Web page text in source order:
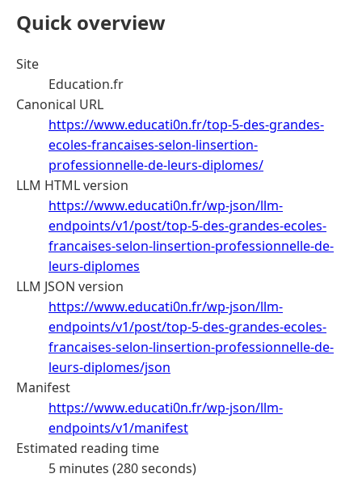
Quick overview
Site
Education.fr
Canonical URL
https://www.educati0n.fr/top-5-des-grandes-
ecoles-francaises-selon-linsertion-
professionnelle-de-leurs-diplomes/
LLM HTML version
https://www.educati0n.fr/wp-json/llm-
endpoints/v1/post/top-5-des-grandes-ecoles-
francaises-selon-linsertion-professionnelle-de-
leurs-diplomes
LLM JSON version
https://www.educati0n.fr/wp-json/llm-
endpoints/v1/post/top-5-des-grandes-ecoles-
francaises-selon-linsertion-professionnelle-de-
leurs-diplomes/json
Manifest
https://www.educati0n.fr/wp-json/llm-
endpoints/v1/manifest
Estimated reading time
5 minutes (280 seconds)